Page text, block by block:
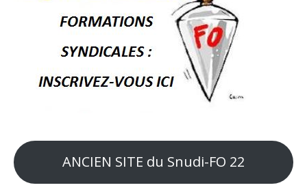
ANCIEN SITE du Snudi-FO 22